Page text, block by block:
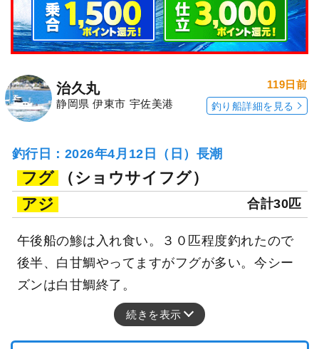
治久丸
静岡県 伊東市 宇佐美港
119日前
釣り船詳細を見る
釣行日：2026年4月12日（日）長潮
フグ
（ショウサイフグ）
アジ
合計30匹
午後船の鯵は入れ食い。３０匹程度釣れたので
後半、白甘鯛やってますがフグが多い。今シー
ズンは白甘鯛終了。
続きを表示